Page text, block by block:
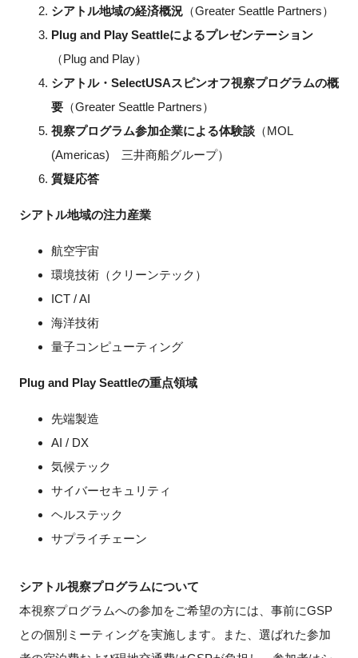
シアトル地域の経済概況（Greater Seattle Partners）
Plug and Play Seattleによるプレゼンテーション
（Plug and Play）
シアトル・SelectUSAスピンオフ視察プログラムの概
要（Greater Seattle Partners）
視察プログラム参加企業による体験談（MOL
(Americas) 三井商船グループ）
質疑応答
シアトル地域の注力産業
航空宇宙
環境技術（クリーンテック）
ICT / AI
海洋技術
量子コンピューティング
Plug and Play Seattleの重点領域
先端製造
AI / DX
気候テック
サイバーセキュリティ
ヘルステック
サプライチェーン
シアトル視察プログラムについて
本視察プログラムへの参加をご希望の方には、事前にGSP
との個別ミーティングを実施します。また、選ばれた参加